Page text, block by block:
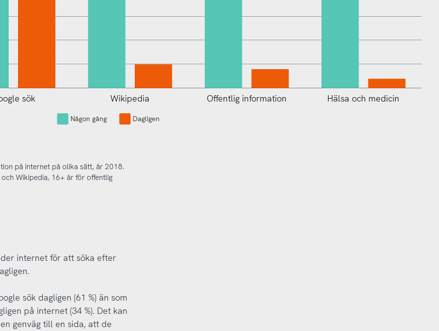
L
sök Wikipedia Offentlig information Hälsa och medicin
Någon gång Dagligen
på internet på olika sätt, år 2018.
Wikipedia, 16+ år för offentlig
internet för att söka efter
sök dagligen (61 %) än som
på internet (34 %). Det kan
genväg till en sida, att de